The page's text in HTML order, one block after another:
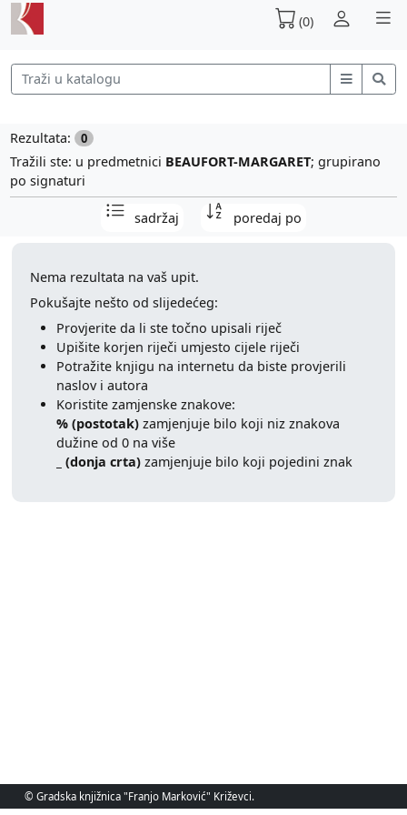
(0)
Rezultata: 0
Tražili ste: u predmetnici BEAUFORT-MARGARET; grupirano
po signaturi
sadržaj poredaj po
Nema rezultata na vaš upit.
Pokušajte nešto od slijedećeg:
Provjerite da li ste točno upisali riječ
Upišite korjen riječi umjesto cijele riječi
Potražite knjigu na internetu da biste provjerili
naslov i autora
Koristite zamjenske znakove:
% (postotak) zamjenjuje bilo koji niz znakova
dužine od 0 na više
_ (donja crta) zamjenjuje bilo koji pojedini znak
© Gradska knjižnica "Franjo Marković" Križevci.